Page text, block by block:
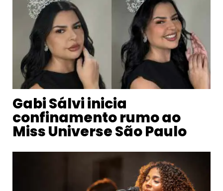
Gabi Sálvi inicia
confinamento rumo ao
Miss Universe São Paulo